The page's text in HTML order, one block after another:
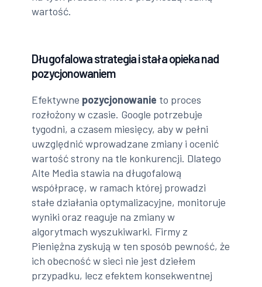
wartość.
Długofalowa strategia i stała opieka nad
pozycjonowaniem
Efektywne pozycjonowanie to proces
rozłożony w czasie. Google potrzebuje
tygodni, a czasem miesięcy, aby w pełni
uwzględnić wprowadzane zmiany i ocenić
wartość strony na tle konkurencji. Dlatego
Alte Media stawia na długofalową
współpracę, w ramach której prowadzi
stałe działania optymalizacyjne, monitoruje
wyniki oraz reaguje na zmiany w
algorytmach wyszukiwarki. Firmy z
Pieniężna zyskują w ten sposób pewność, że
ich obecność w sieci nie jest dziełem
przypadku, lecz efektem konsekwentnej